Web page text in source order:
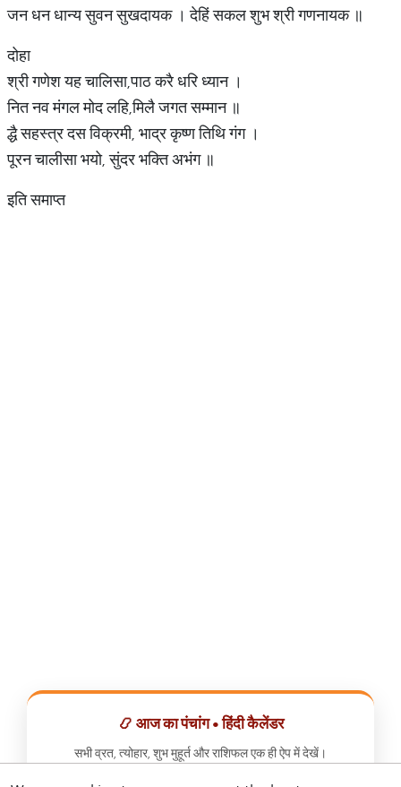
जन धन धान्य सुवन सुखदायक । देहिं सकल शुभ श्री गणनायक ॥
दोहा
श्री गणेश यह चालिसा,पाठ करै धरि ध्यान ।
नित नव मंगल मोद लहि,मिलै जगत सम्मान ॥
द्धै सहस्त्र दस विक्रमी, भाद्र कृष्ण तिथि गंग ।
पूरन चालीसा भयो, सुंदर भक्ति अभंग ॥
इति समाप्त
📿 आज का पंचांग • हिंदी कैलेंडर
सभी व्रत, त्योहार, शुभ मुहूर्त और राशिफल एक ही ऐप में देखें।